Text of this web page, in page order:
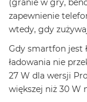
A
M
a
c
o
o
(granie w gry,
zapewnienie
wtedy, gdy
Gdy smartfon jest
ładowania nie
27 W dla wersji
większej niż 30 W